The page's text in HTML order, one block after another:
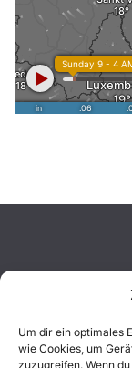
Um dir ein optimales
wie Cookies, um
zuzugreifen. Wenn
Aktuelles
Einsätze